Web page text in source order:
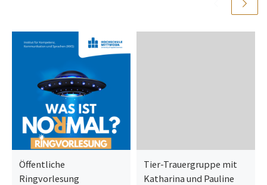
Öffentliche
Ringvorlesung
Tier-Trauergruppe mit
Katharina und Pauline